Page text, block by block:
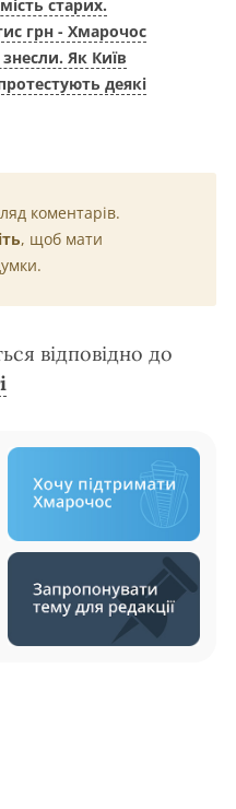
старих.
грн - Хмарочос
знесли. Як Київ
деякі
коментарів.
, щоб мати
відповідно до